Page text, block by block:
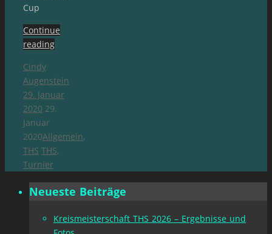
Cup
Continue
reading
Cindy
Augenstein
29. Januar
2020 29.
Januar
2020Allgemein,
THS THS,
Turnier
Neueste Beiträge
Kreismeisterschaft THS 2026 – Ergebnisse und